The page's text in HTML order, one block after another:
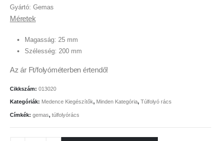
Gyártó: Gemas
Méretek
Magasság: 25 mm
Szélesség: 200 mm
Az ár Ft/folyóméterben értendő!
Cikkszám: 013020
Kategóriák: Medence Kiegészítők, Minden Kategória, Túlfolyó rács
Címkék: gemas, túlfolyórács